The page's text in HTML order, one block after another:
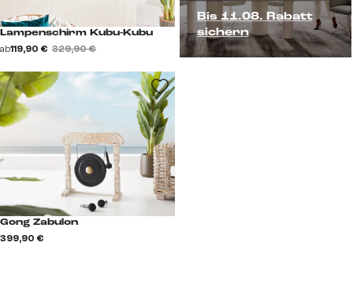
Bis 11.08. Rabatt
sichern
Lampenschirm Kubu-Kubu
ab119,90 € 329,90 €
Gong Zabulon
399,90 €